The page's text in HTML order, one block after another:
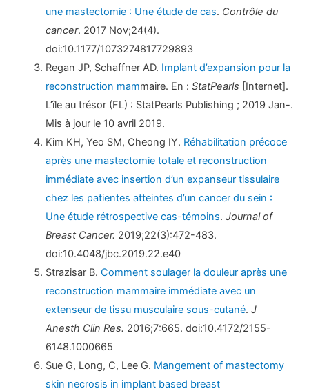
une mastectomie : Une étude de cas. Contrôle du
cancer. 2017 Nov;24(4).
doi:10.1177/1073274817729893
Regan JP, Schaffner AD. Implant d’expansion pour la
reconstruction mammaire. En :StatPearls [Internet].
L’île au trésor (FL) : StatPearls Publishing ; 2019 Jan-.
Mis à jour le 10 avril 2019.
Kim KH, Yeo SM, Cheong IY. Réhabilitation précoce
après une mastectomie totale et reconstruction
immédiate avec insertion d’un expanseur tissulaire
chez les patientes atteintes d’un cancer du sein :
Une étude rétrospective cas-témoins.Journal of
Breast Cancer. 2019;22(3):472-483.
doi:10.4048/jbc.2019.22.e40
Strazisar B.Comment soulager la douleur après une
reconstruction mammaire immédiate avec un
extenseur de tissu musculaire sous-cutané.J
Anesth Clin Res. 2016;7:665. doi:10.4172/2155-
6148.1000665
Sue G, Long, C, Lee G. Mangement of mastectomy
skin necrosis in implant based breast